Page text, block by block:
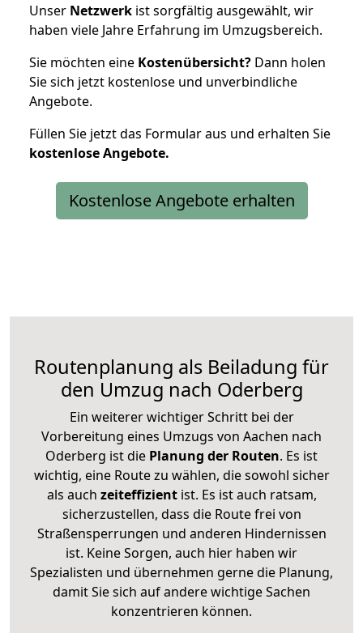
Unser Netzwerk ist sorgfältig ausgewählt, wir
haben viele Jahre Erfahrung im Umzugsbereich.
Sie möchten eine Kostenübersicht? Dann holen
Sie sich jetzt kostenlose und unverbindliche
Angebote.
Füllen Sie jetzt das Formular aus und erhalten Sie
kostenloseAngebote.
Kostenlose Angebote erhalten
Routenplanung als Beiladung für
den Umzug nach Oderberg
Ein weiterer wichtiger Schritt bei der
Vorbereitung eines Umzugs von Aachen nach
Oderberg ist die Planung der Routen. Es ist
wichtig, eine Route zu wählen, die sowohl sicher
als auch zeiteffizientist. Es ist auch ratsam,
sicherzustellen, dass die Route frei von
Straßensperrungen und anderen Hindernissen
ist. Keine Sorgen, auch hier haben wir
Spezialisten und übernehmen gerne die Planung,
damit Sie sich auf andere wichtige Sachen
konzentrieren können.